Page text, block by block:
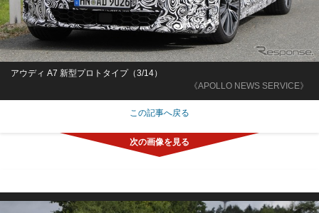
《APOLLO NEWS SERVICE》
アウディ A7 新型プロトタイプ（3/14）
この記事へ戻る